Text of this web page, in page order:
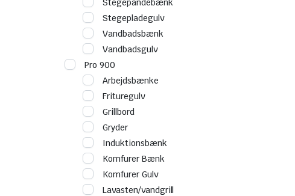
Stegepandebænk
Stegepladegulv
Vandbadsbænk
Vandbadsgulv
Pro 900
Arbejdsbænke
Frituregulv
Grillbord
Gryder
Induktionsbænk
Komfurer Bænk
Komfurer Gulv
Lavasten/vandgrill